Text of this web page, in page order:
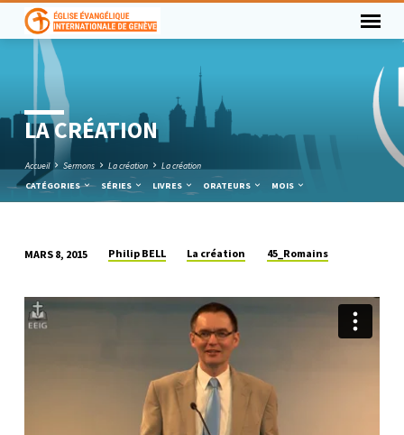
LA CRÉATION
Accueil Sermons La création
La création
CATÉGORIES
SÉRIES LIVRES ORATEURS MOIS
CRÉATION
MARS 8, 2015 Philip BELL La création 45_Romains